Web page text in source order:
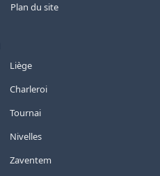
Plan du site
Liège
Charleroi
Tournai
Nivelles
Zaventem